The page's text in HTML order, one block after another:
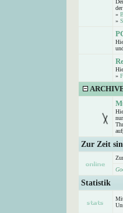
»
»
»
Zur Zeit
Statistik